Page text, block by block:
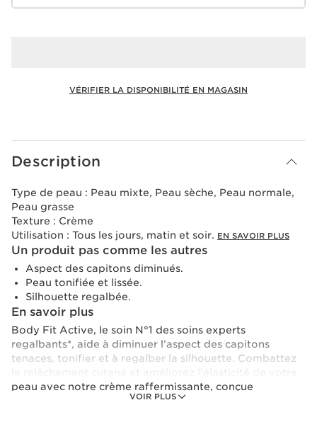
VÉRIFIER LA DISPONIBILITÉ EN MAGASIN
Description
VOIR PLUS
Type de peau : Peau mixte, Peau sèche, Peau normale,
Peau grasse
Texture : Crème
Utilisation : Tous les jours, matin et soir. EN SAVOIR PLUS
Un produit pas comme les autres
Aspect des capitons diminués.
Peau tonifiée et lissée.
Silhouette regalbée.
En savoir plus
Body Fit Active, le soin N°1 des soins experts
regalbants*, aide à diminuer l’aspect des capitons
tenaces, tonifier et à regalber la silhouette. Combattez
peau avec notre crème raffermissante, conçue
spécifiquement pour le buste, le ventre et les cuisses. Sa